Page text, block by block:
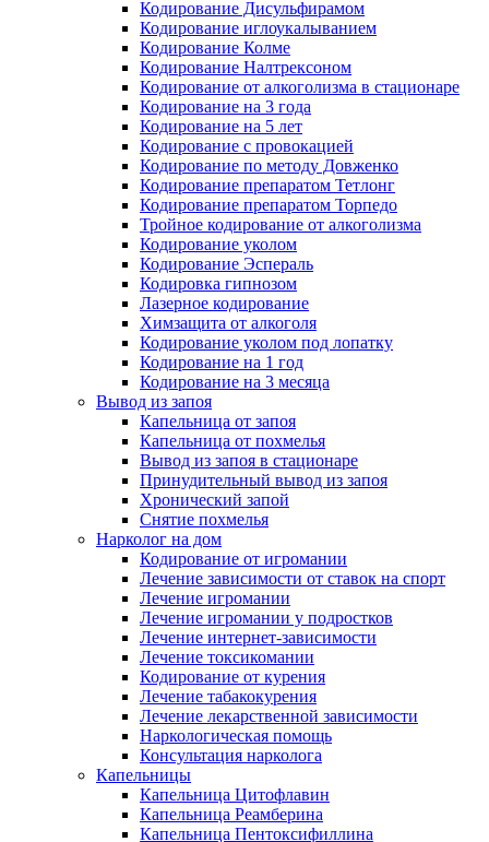
Кодирование Дисульфирамом
Кодирование иглоукалыванием
Кодирование Колме
Кодирование Налтрексоном
Кодирование от алкоголизма в стационаре
Кодирование на 3 года
Кодирование на 5 лет
Кодирование с провокацией
Кодирование по методу Довженко
Кодирование препаратом Тетлонг
Кодирование препаратом Торпедо
Тройное кодирование от алкоголизма
Кодирование уколом
Кодирование Эспераль
Кодировка гипнозом
Лазерное кодирование
Химзащита от алкоголя
Кодирование уколом под лопатку
Кодирование на 1 год
Кодирование на 3 месяца
Вывод из запоя
Капельница от запоя
Капельница от похмелья
Вывод из запоя в стационаре
Принудительный вывод из запоя
Хронический запой
Снятие похмелья
Нарколог на дом
Кодирование от игромании
Лечение зависимости от ставок на спорт
Лечение игромании
Лечение игромании у подростков
Лечение интернет-зависимости
Лечение токсикомании
Кодирование от курения
Лечение табакокурения
Лечение лекарственной зависимости
Наркологическая помощь
Консультация нарколога
Капельницы
Капельница Цитофлавин
Капельница Реамберина
Капельница Пентоксифиллина